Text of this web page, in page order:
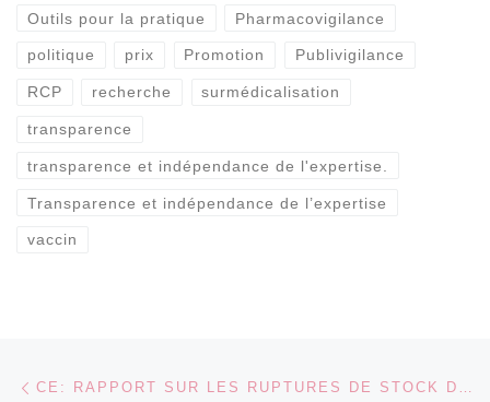
Outils pour la pratique Pharmacovigilance
politique prix Promotion Publivigilance
RCP recherche surmédicalisation
transparence
transparence et indépendance de l'expertise.
Transparence et indépendance de l’expertise
vaccin
Parcourir les articles CE: RAPPORT SUR LES RUPTURES DE STOCK DE MÉDICAMENTS (LA LETTRE DU GRAS N°129):